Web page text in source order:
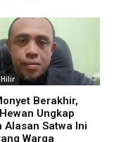
Berakhir,
Ungkap
Alasan Satwa Ini
Warga